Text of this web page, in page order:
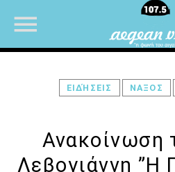
ΕΙΔΉΣΕΙΣ ΝΑΞΟΣ
Ανακοίνωση
Λεβογιάννη ”Η